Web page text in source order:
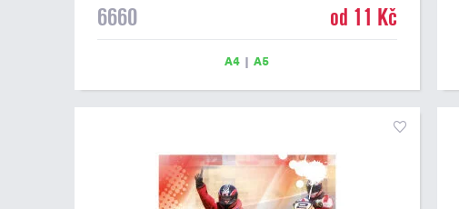
Motocyklový diplom 6660 máme ve formátu A4 a A5.
6660 od 11 Kč
A4 |A5